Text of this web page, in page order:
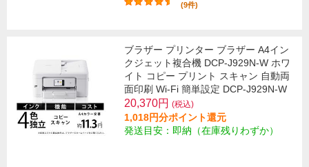
(9件)
ブラザー プリンター ブラザー A4イン
クジェット複合機 DCP-J929N-W ホワ
イト コピー プリント スキャン 自動両
面印刷 Wi-Fi 簡単設定 DCP-J929N-W
20,370円 (税込)
1,018円分ポイント還元
発送目安：即納（在庫残りわずか）